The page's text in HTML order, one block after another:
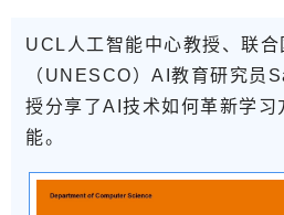
UCL 人工智能中心教授、联
（UNESCO）AI教育研究
授分享了AI技术如何革新学习
能。